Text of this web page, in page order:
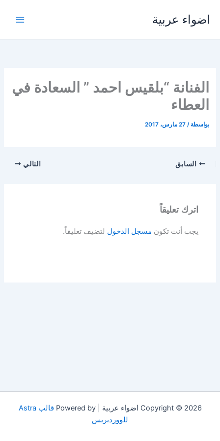
اضواء عربية
الفنانة “بلقيس احمد ” السعادة في
العطاء
بواسطة /27 مارس، 2017
السابق التالي
اترك تعليقاً
يجب أنت تكون مسجل الدخول لتضيف تعليقاً.
Copyright © 2026 اضواء عربية | Powered by
قالب Astra
للووردبريس